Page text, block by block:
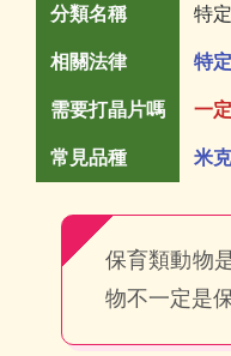
分類名稱 特
相關法律 特
需要打晶片嗎 一
常見品種 米
保育類動物
物不一定是